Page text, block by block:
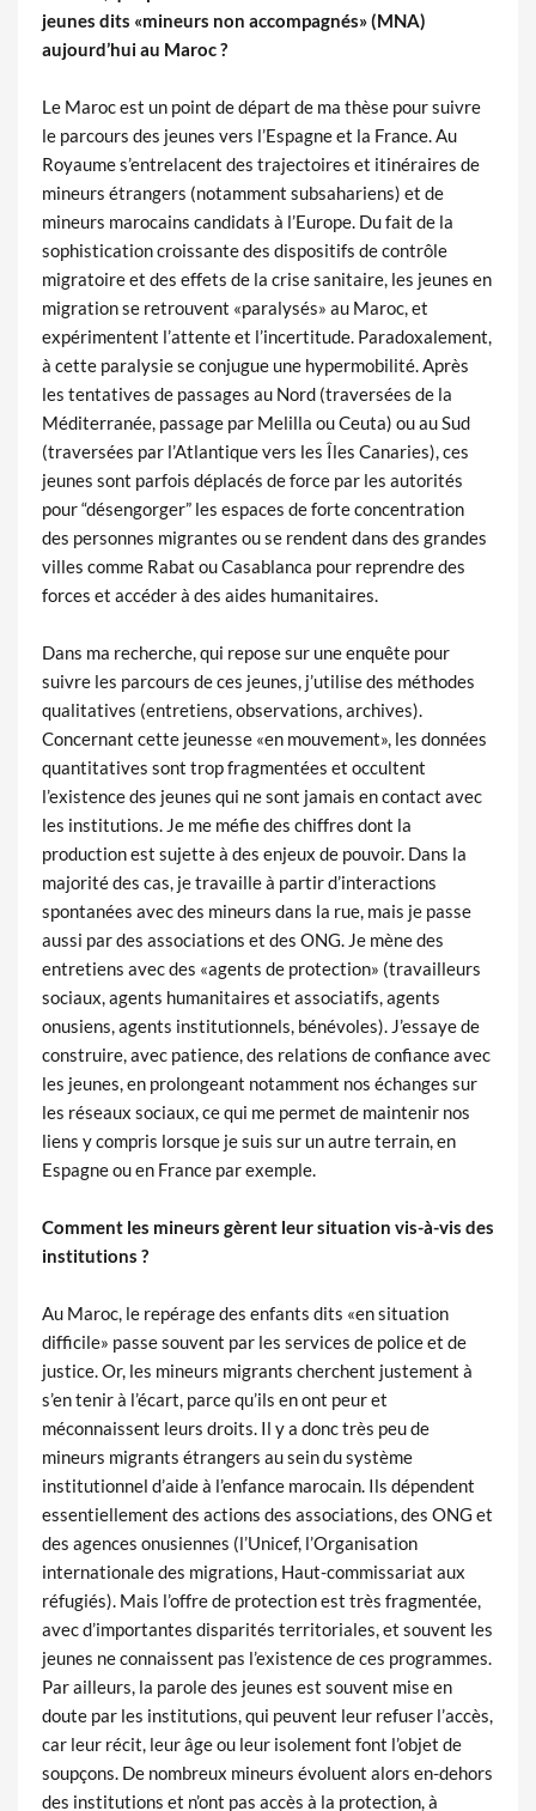
jeunes dits «mineurs non accompagnés» (MNA)
aujourd’hui au Maroc ?
Le Maroc est un point de départ de ma thèse pour suivre
le parcours des jeunes vers l’Espagne et la France. Au
Royaume s’entrelacent des trajectoires et itinéraires de
mineurs étrangers (notamment subsahariens) et de
mineurs marocains candidats à l’Europe. Du fait de la
sophistication croissante des dispositifs de contrôle
migratoire et des effets de la crise sanitaire, les jeunes en
migration se retrouvent «paralysés» au Maroc, et
expérimentent l’attente et l’incertitude. Paradoxalement,
à cette paralysie se conjugue une hypermobilité. Après
les tentatives de passages au Nord (traversées de la
Méditerranée, passage par Melilla ou Ceuta) ou au Sud
(traversées par l’Atlantique vers les Îles Canaries), ces
jeunes sont parfois déplacés de force par les autorités
pour “désengorger” les espaces de forte concentration
des personnes migrantes ou se rendent dans des grandes
villes comme Rabat ou Casablanca pour reprendre des
forces et accéder à des aides humanitaires.
Dans ma recherche, qui repose sur une enquête pour
suivre les parcours de ces jeunes, j’utilise des méthodes
qualitatives (entretiens, observations, archives).
Concernant cette jeunesse «en mouvement», les données
quantitatives sont trop fragmentées et occultent
l’existence des jeunes qui ne sont jamais en contact avec
les institutions. Je me méfie des chiffres dont la
production est sujette à des enjeux de pouvoir. Dans la
majorité des cas, je travaille à partir d’interactions
spontanées avec des mineurs dans la rue, mais je passe
aussi par des associations et des ONG. Je mène des
entretiens avec des «agents de protection» (travailleurs
sociaux, agents humanitaires et associatifs, agents
onusiens, agents institutionnels, bénévoles). J’essaye de
construire, avec patience, des relations de confiance avec
les jeunes, en prolongeant notamment nos échanges sur
les réseaux sociaux, ce qui me permet de maintenir nos
liens y compris lorsque je suis sur un autre terrain, en
Espagne ou en France par exemple.
Comment les mineurs gèrent leur situation vis-à-vis des
institutions ?
Au Maroc, le repérage des enfants dits «en situation
difficile» passe souvent par les services de police et de
justice. Or, les mineurs migrants cherchent justement à
s’en tenir à l’écart, parce qu’ils en ont peur et
méconnaissent leurs droits. Il y a donc très peu de
mineurs migrants étrangers au sein du système
institutionnel d’aide à l’enfance marocain. Ils dépendent
essentiellement des actions des associations, des ONG et
des agences onusiennes (l’Unicef, l’Organisation
internationale des migrations, Haut-commissariat aux
réfugiés). Mais l’offre de protection est très fragmentée,
avec d’importantes disparités territoriales, et souvent les
jeunes ne connaissent pas l’existence de ces programmes.
Par ailleurs, la parole des jeunes est souvent mise en
doute par les institutions, qui peuvent leur refuser l’accès,
car leur récit, leur âge ou leur isolement font l’objet de
soupçons. De nombreux mineurs évoluent alors en-dehors
des institutions et n’ont pas accès à la protection, à